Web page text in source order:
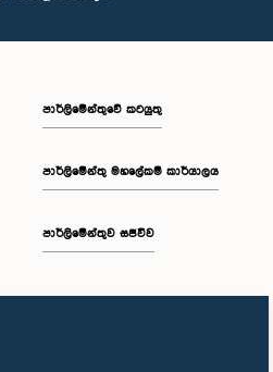
පාර්ලිමේන්තුවේ කටයුතු
පාර්ලිමේන්තු මහලේකම් කාර්යාලය
පාර්ලිමේන්තුව සජීවීව